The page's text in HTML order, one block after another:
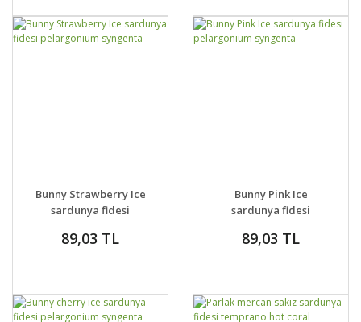
DETAYLAR
VER
Bunny Strawberry Ice
sardunya fidesi
syngenta
89,03 TL
DETAYLAR
VER
Bunny Pink Ice
sardunya fidesi
syngenta
89,03 TL